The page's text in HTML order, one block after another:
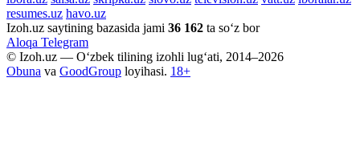
resumes.uz havo.uz
Izoh.uz saytining bazasida jami 36 162 ta so‘z bor
Aloqa Telegram
© Izoh.uz — O‘zbek tilining izohli lug‘ati, 2014–2026
Obuna va GoodGroup loyihasi. 18+